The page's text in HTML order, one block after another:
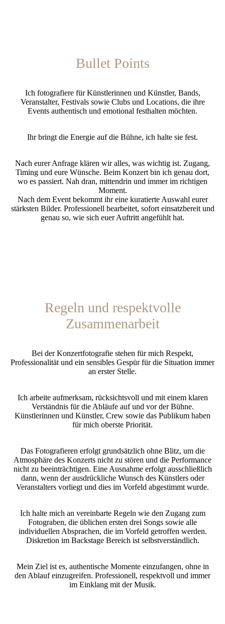
Bullet Points
Ich fotografiere für Künstlerinnen und Künstler, Bands,
Veranstalter, Festivals sowie Clubs und Locations, die ihre
Events authentisch und emotional festhalten möchten.
Ihr bringt die Energie auf die Bühne, ich halte sie fest.
Nach eurer Anfrage klären wir alles, was wichtig ist. Zugang,
Timing und eure Wünsche. Beim Konzert bin ich genau dort,
wo es passiert. Nah dran, mittendrin und immer im richtigen
Moment.
Nach dem Event bekommt ihr eine kuratierte Auswahl eurer
stärksten Bilder. Professionell bearbeitet, sofort einsatzbereit und
genau so, wie sich euer Auftritt angefühlt hat.
Regeln und respektvolle
Zusammenarbeit
Bei der Konzertfotografie stehen für mich Respekt,
Professionalität und ein sensibles Gespür für die Situation immer
an erster Stelle.
Ich arbeite aufmerksam, rücksichtsvoll und mit einem klaren
Verständnis für die Abläufe auf und vor der Bühne.
Künstlerinnen und Künstler, Crew sowie das Publikum haben
für mich oberste Priorität.
Das Fotografieren erfolgt grundsätzlich ohne Blitz, um die
Atmosphäre des Konzerts nicht zu stören und die Performance
nicht zu beeinträchtigen. Eine Ausnahme erfolgt ausschließlich
dann, wenn der ausdrückliche Wunsch des Künstlers oder
Veranstalters vorliegt und dies im Vorfeld abgestimmt wurde.
Ich halte mich an vereinbarte Regeln wie den Zugang zum
Fotograben, die üblichen ersten drei Songs sowie alle
individuellen Absprachen, die im Vorfeld getroffen werden.
Diskretion im Backstage Bereich ist selbstverständlich.
Mein Ziel ist es, authentische Momente einzufangen, ohne in
den Ablauf einzugreifen. Professionell, respektvoll und immer
im Einklang mit der Musik.